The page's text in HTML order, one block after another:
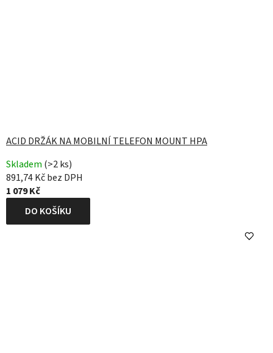
ACID DRŽÁK NA MOBILNÍ TELEFON MOUNT HPA
Skladem (>2 ks)
891,74 Kč bez DPH
1 079 Kč
DO KOŠÍKU